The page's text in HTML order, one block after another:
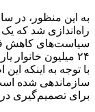
راه‌اندازی شد که
سیاست‌های کاهش
۲۴ میلیون
با توجه به اینکه
سازماندهی شده
برای تصمیم‌گیری